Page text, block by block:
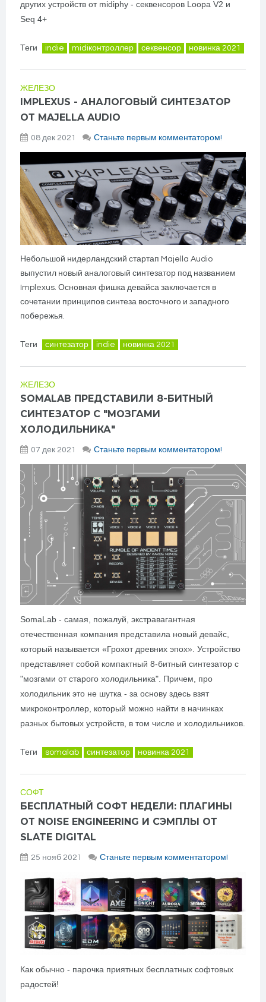
других устройств от midiphy - секвенсоров Loopa V2 и
Seq 4+
Теги indie midiконтроллер секвенсор новинка 2021
ЖЕЛЕЗО
IMPLEXUS - АНАЛОГОВЫЙ СИНТЕЗАТОР
ОТ MAJELLA AUDIO
08 дек 2021 Станьте первым комментатором!
Небольшой нидерландский стартап Majella Audio
выпустил новый аналоговый синтезатор под названием
Implexus. Основная фишка девайса заключается в
сочетании принципов синтеза восточного и западного
побережья.
Теги синтезатор indie новинка 2021
ЖЕЛЕЗО
SOMALAB ПРЕДСТАВИЛИ 8-БИТНЫЙ
СИНТЕЗАТОР С "МОЗГАМИ
ХОЛОДИЛЬНИКА"
07 дек 2021 Станьте первым комментатором!
SomaLab - самая, пожалуй, экстравагантная
отечественная компания представила новый девайс,
который называется «Грохот древних эпох». Устройство
представляет собой компактный 8-битный синтезатор с
"мозгами от старого холодильника". Причем, про
холодильник это не шутка - за основу здесь взят
микроконтроллер, который можно найти в начинках
разных бытовых устройств, в том числе и холодильников.
Теги somalab синтезатор новинка 2021
СОФТ
БЕСПЛАТНЫЙ СОФТ НЕДЕЛИ: ПЛАГИНЫ
ОТ NOISE ENGINEERING И СЭМПЛЫ ОТ
SLATE DIGITAL
25 нояб 2021 Станьте первым комментатором!
Как обычно - парочка приятных бесплатных софтовых
радостей!